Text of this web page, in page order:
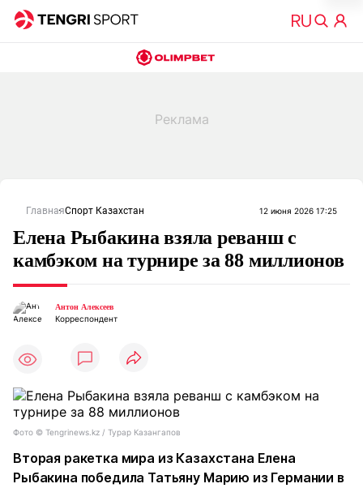
ГлавнаяСпорт Казахстан 12 июня 2026 17:25
Елена Рыбакина взяла реванш с
камбэком на турнире за 88 миллионов
Антон Алексеев
Корреспондент
Фото © Tengrinews.kz / Турар Казангапов
Вторая ракетка мира из Казахстана Елена
Рыбакина победила Татьяну Марию из Германии в